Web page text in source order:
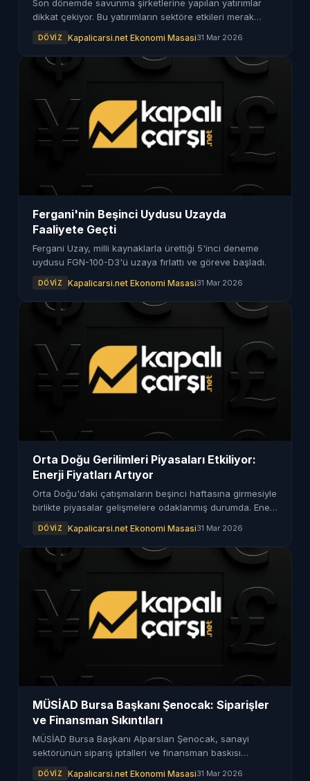
Son dönemde savunma şirketlerine yapılan yatırımlar
dikkat çekiyor. Bu yatırımların sektöre etkileri merak
DÖVIZ Kapalicarsi.net Ekonomi Masasi31 Mar 2026
Fergani'nin Beşinci Uydusu Uzayda
Faaliyete Geçti
Fergani Uzay, milli kaynaklarla ürettiği 5'inci deneme
uydusu FGN-100-D3'ü uzaya fırlattı ve göreve başladı.
DÖVIZ Kapalicarsi.net Ekonomi Masasi31 Mar 2026
Orta Doğu Gerilimleri Piyasaları Etkiliyor:
Enerji Fiyatları Artıyor
Orta Doğu'daki çatışmaların beşinci haftasına girmesiyle
birlikte piyasalar gelişmelere odaklanmış durumda. Enerji
DÖVIZ Kapalicarsi.net Ekonomi Masasi31 Mar 2026
MÜSİAD Bursa Başkanı Şenocak: Siparişler
ve Finansman Sıkıntıları
MÜSİAD Bursa Başkanı Alparslan Şenocak, sanayi
sektörünün sipariş iptalleri ve finansman baskısı
DÖVIZ Kapalicarsi.net Ekonomi Masasi31 Mar 2026